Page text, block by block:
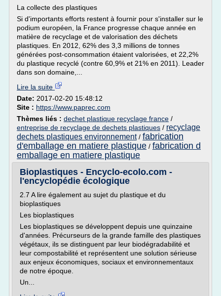
La collecte des plastiques
Si d'importants efforts restent à fournir pour s'installer sur le
podium européen, la France progresse chaque année en
matière de recyclage et de valorisation des déchets
plastiques. En 2012, 62% des 3,3 millions de tonnes
générées post-consommation étaient valorisées, et 22,2%
du plastique recyclé (contre 60,9% et 21% en 2011). Leader
dans son domaine,...
Lire la suite
Date: 2017-02-20 15:48:12
Site : https://www.paprec.com
Thèmes liés : dechet plastique recyclage france /
entreprise de recyclage de dechets plastiques / recyclage
dechets plastiques environnement/ fabrication
d'emballage en matiere plastique / fabrication d
emballage en matiere plastique
Bioplastiques - Encyclo-ecolo.com -
l'encyclopédie écologique
2.7 A lire également au sujet du plastique et du
bioplastiques
Les bioplastiques
Les bioplastiques se développent depuis une quinzaine
d'années. Précurseurs de la grande famille des plastiques
végétaux, ils se distinguent par leur biodégradabilité et
leur compostabilité et représentent une solution sérieuse
aux enjeux économiques, sociaux et environnementaux
de notre époque.
Un...